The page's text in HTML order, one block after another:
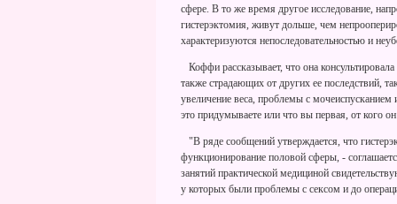
сфере. В то же время другое исследование,
гистерэктомия, живут дольше, чем
характеризуются непоследовательностью и
Коффи рассказывает, что она
также страдающих от других ее последствий,
увеличение веса, проблемы с
это придумываете или что вы первая, от кого
"В ряде сообщений утверждается, что
функционирование половой сферы, -
занятий практической медициной
у которых были проблемы с сексом и до